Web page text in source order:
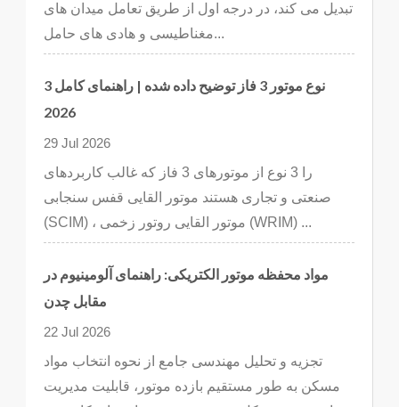
تبدیل می کند، در درجه اول از طریق تعامل میدان های
مغناطیسی و هادی های حامل...
3 نوع موتور 3 فاز توضیح داده شده | راهنمای کامل
2026
29 Jul 2026
را 3 نوع از موتورهای 3 فاز که غالب کاربردهای
صنعتی و تجاری هستند موتور القایی قفس سنجابی
(SCIM) ، موتور القایی روتور زخمی (WRIM) ...
مواد محفظه موتور الکتریکی: راهنمای آلومینیوم در
مقابل چدن
22 Jul 2026
تجزیه و تحلیل مهندسی جامع از نحوه انتخاب مواد
مسکن به طور مستقیم بازده موتور، قابلیت مدیریت